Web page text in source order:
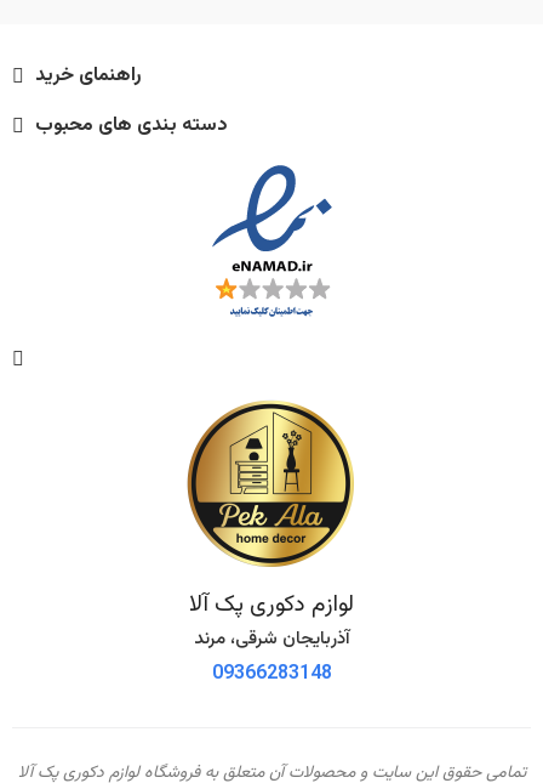
راهنمای خرید
دسته بندی های محبوب
لوازم دکوری پک آلا
آذربایجان شرقی، مرند
09366283148
تمامی حقوق این سایت و محصولات آن متعلق به فروشگاه لوازم دکوری پک آلا